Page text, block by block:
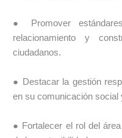
● Promover
relacionamiento y
ciudadanos.
● Destacar la gestión
en su comunicación social
● Fortalecer el rol del